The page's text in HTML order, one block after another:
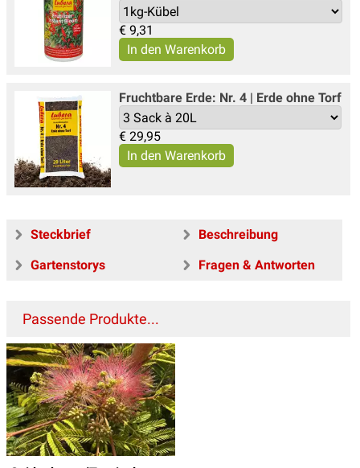
€ 9,31
Fruchtbare Erde: Nr. 4 | Erde ohne Torf
€ 29,95
Steckbrief
Beschreibung
Gartenstorys
Fragen & Antworten
Passende Produkte...